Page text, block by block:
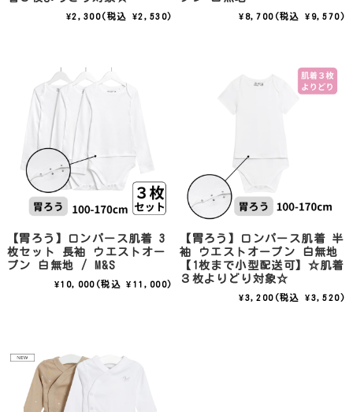
¥2,300(税込 ¥2,530) ¥8,700 (税込 ¥9,570)
【胃ろう】ロンパース肌着 3
枚セット 長袖 ウエストオー
プン 白無地 / M&S
¥10,000 (税込 ¥11,000)
【胃ろう】ロンパース肌着 半
袖 ウエストオープン 白無地
【1枚まで小型配送可】☆肌着
３枚よりどり対象☆
¥3,200 (税込 ¥3,520)